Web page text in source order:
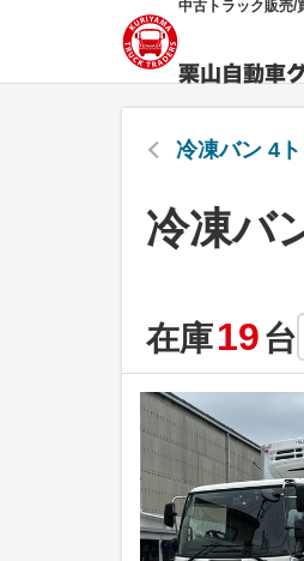
中古トラック販売/
冷凍バン 4
冷凍バ
在庫19台